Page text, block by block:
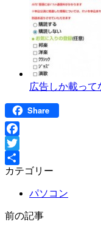
広告しか載って
Share
Facebook
Twitter
共
カテゴリー
パソコン
前の記事